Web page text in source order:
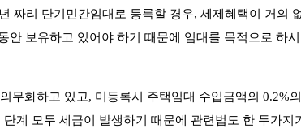
짜리 단기민간임대로 등록할 경우, 세제혜택이 거의
안 보유하고 있어야 하기 때문에 임대를 목적으로 하
무화하고 있고, 미등록시 주택임대 수입금액의 0.2%
계 모두 세금이 발생하기 때문에 관련법도 한 두가